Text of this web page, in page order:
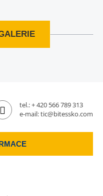
tel.:+ 420 566 789 313
e-mail:tic@bitessko.com